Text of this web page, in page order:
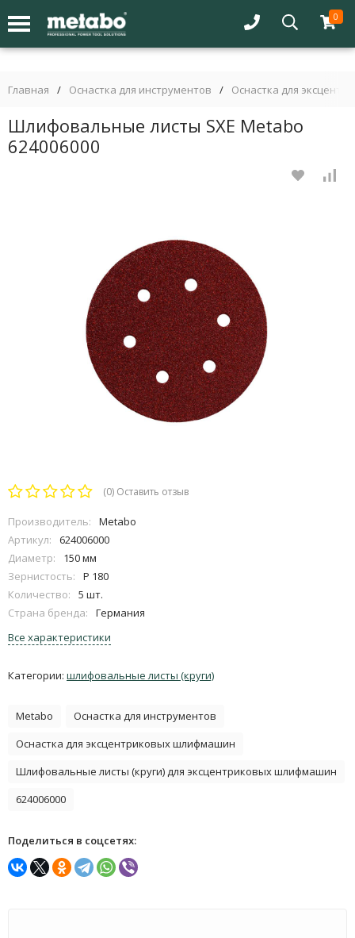
0
Главная / Оснастка для инструментов / Оснастка для
Шлифовальные листы SXE Metabo
624006000
(0) Оставить отзыв
Производитель:
Metabo
Артикул:
624006000
Диаметр:
150 мм
Зернистость:
P 180
Количество:
5 шт.
Страна бренда:
Германия
Все характеристики
Категории: шлифовальные листы (круги)
Metabo
Оснастка для инструментов
Оснастка для эксцентриковых шлифмашин
Шлифовальные листы (круги) для эксцентриковых шлифмашин
624006000
Поделиться в соцсетях: